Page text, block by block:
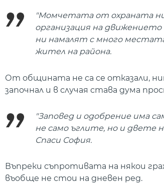
"Момчетата от охраната ни
организация на движението
ни намалят с много
жител на района.
От общината не са се отказали,
започнал и в случая става дума
"Заповед и одобрение има
не само ъглите, но и двете
Спаси София.
Въпреки съпротивата на някои
въобще не стои на дневен ред.